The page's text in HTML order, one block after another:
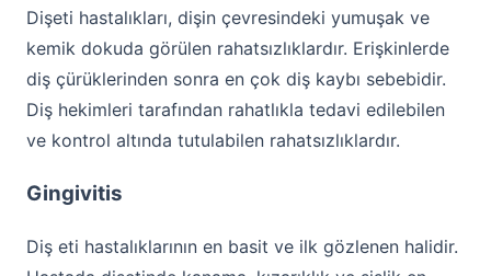
Dişeti hastalıkları, dişin çevresindeki yumuşak ve
kemik dokuda görülen rahatsızlıklardır. Erişkinlerde
diş çürüklerinden sonra en çok diş kaybı sebebidir.
Diş hekimleri tarafından rahatlıkla tedavi edilebilen
ve kontrol altında tutulabilen rahatsızlıklardır.
Gingivitis
Diş eti hastalıklarının en basit ve ilk gözlenen halidir.